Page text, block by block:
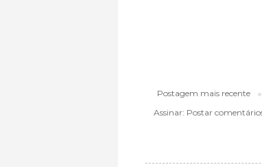
Postagem mais recente
Assinar: Postar